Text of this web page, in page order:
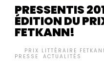
PRESSENTIS
ÉDITION DU
FETKANN!
PRIX LITTÉRAIRE
PRESSE
ACTUALITÉS